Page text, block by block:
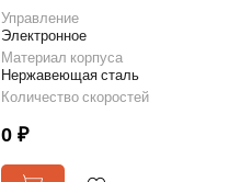
Управление
Электронное
Материал корпуса
Нержавеющая сталь
Количество скоростей
0 ₽